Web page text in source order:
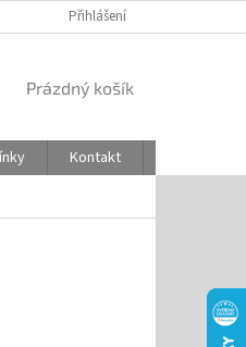
Přihlášení
NÁKUPNÍ
Prázdný košík
Kontakt